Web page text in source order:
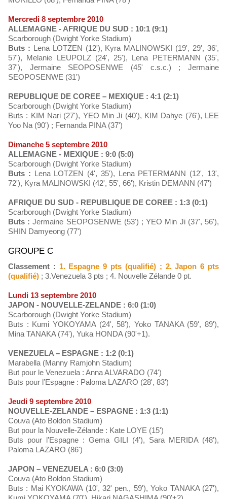
Mercredi 8 septembre 2010
ALLEMAGNE - AFRIQUE DU SUD : 10:1 (9:1)
Scarborough (Dwight Yorke Stadium)
Buts : Lena LOTZEN (12'), Kyra MALINOWSKI (19', 29', 36',
57'), Melanie LEUPOLZ (24', 25'), Lena PETERMANN (35',
37'), Jermaine SEOPOSENWE (45' c.s.c.) ; Jermaine
SEOPOSENWE (31')
REPUBLIQUE DE COREE – MEXIQUE : 4:1 (2:1)
Scarborough (Dwight Yorke Stadium)
Buts : KIM Nari (27'), YEO Min Ji (40'), KIM Dahye (76'), LEE
Yoo Na (90') ; Fernanda PINA (37')
Dimanche 5 septembre 2010
ALLEMAGNE - MEXIQUE : 9:0 (5:0)
Scarborough (Dwight Yorke Stadium)
Buts : Lena LOTZEN (4', 35'), Lena PETERMANN (12', 13',
72'), Kyra MALINOWSKI (42', 55', 66'), Kristin DEMANN (47')
AFRIQUE DU SUD - REPUBLIQUE DE COREE : 1:3 (0:1)
Scarborough (Dwight Yorke Stadium)
Buts :Jermaine SEOPOSENWE (53') ; YEO Min Ji (37', 56'),
SHIN Damyeong (77')
GROUPE C
Classement : 1. Espagne 9 pts (qualifié) ; 2. Japon 6 pts
(qualifié) ; 3.Venezuela 3 pts ; 4. Nouvelle Zélande 0 pt.
Lundi 13 septembre 2010
JAPON - NOUVELLE-ZELANDE : 6:0 (1:0)
Scarborough (Dwight Yorke Stadium)
Buts : Kumi YOKOYAMA (24', 58'), Yoko TANAKA (59', 89'),
Mina TANAKA (74'), Yuka HONDA (90'+1).
VENEZUELA – ESPAGNE : 1:2 (0:1)
Marabella (Manny Ramjohn Stadium)
But pour le Venezuela : Anna ALVARADO (74')
Buts pour l’Espagne : Paloma LAZARO (28', 83')
Jeudi 9 septembre 2010
NOUVELLE-ZELANDE – ESPAGNE : 1:3 (1:1)
Couva (Ato Boldon Stadium)
But pour la Nouvelle-Zélande : Kate LOYE (15')
Buts pour l’Espagne : Gema GILI (4'), Sara MERIDA (48'),
Paloma LAZARO (86')
JAPON – VENEZUELA : 6:0 (3:0)
Couva (Ato Boldon Stadium)
Buts : Mai KYOKAWA (10', 32' pen., 59'), Yoko TANAKA (27'),